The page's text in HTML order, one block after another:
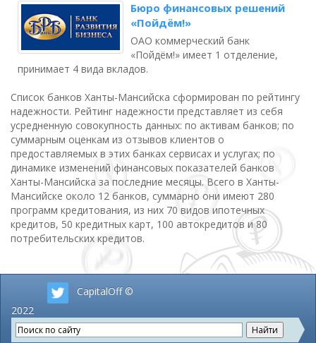
Бюро финансовых решений
«Пойдём!»
ОАО коммерческий банк
«Пойдём!» имеет 1 отделение,
принимает 4 вида вкладов.
Список банков Ханты-Мансийска сформирован по рейтингу
надежности. Рейтинг надежности представляет из себя
усредненную совокупность данных: по активам банков; по
суммарным оценкам из отзывов клиентов о
предоставляемых в этих банках сервисах и услугах; по
динамике изменений финансовых показателей банков
Ханты-Мансийска за последние месяцы. Всего в Ханты-
Мансийске около 12 банков, суммарно они имеют 280
программ кредитования, из них 70 видов ипотечных
кредитов, 50 кредитных карт, 100 автокредитов и 80
потребительских кредитов.
CapitalOff ©
2022